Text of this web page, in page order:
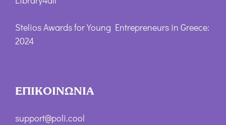
Stelios Awards for Young Entrepreneurs in Greece:
2024
ΕΠΙΚΟΙΝΩΝΙΑ
support@poli.cool